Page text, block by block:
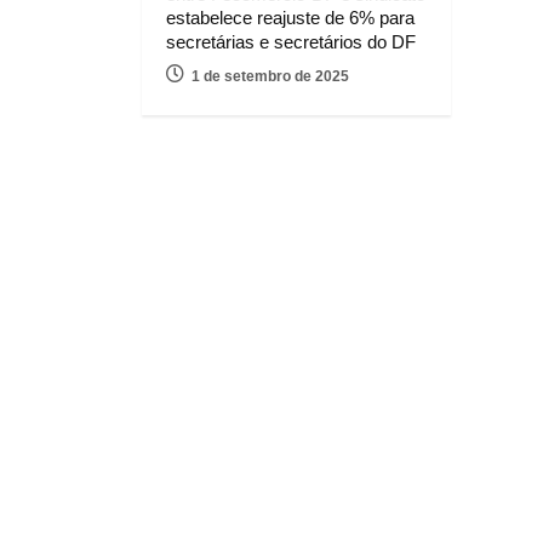
estabelece reajuste de 6% para
secretárias e secretários do DF
1 de setembro de 2025